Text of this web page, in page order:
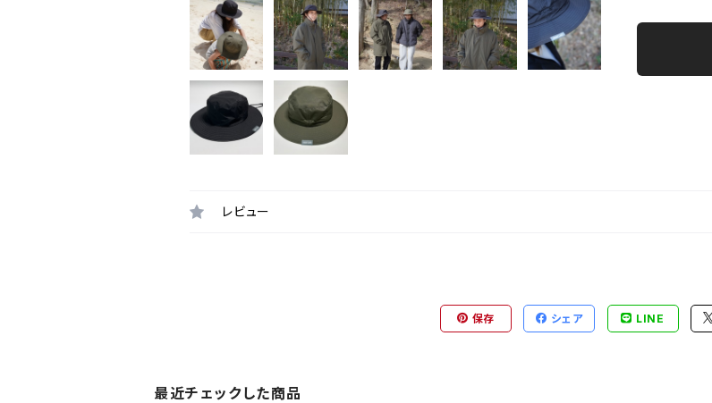
レビュー
保存 シェア LINE
最近チェックした商品